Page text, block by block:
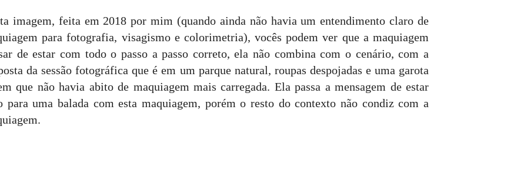
imagem, feita em 2018 por mim (quando ainda não havia um entendimento claro de
para fotografia, visagismo e colorimetria), vocês podem ver que a maquiagem
de estar com todo o passo a passo correto, ela não combina com o cenário, com a
da sessão fotográfica que é em um parque natural, roupas despojadas e uma garota
que não havia abito de maquiagem mais carregada. Ela passa a mensagem de estar
para uma balada com esta maquiagem, porém o resto do contexto não condiz com a